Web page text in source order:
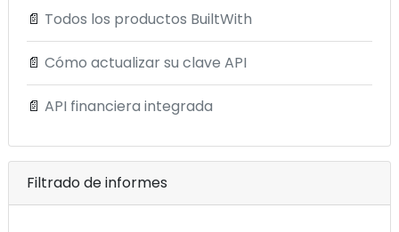
📄 Todos los productos BuiltWith
📄 Cómo actualizar su clave API
📄 API financiera integrada
Filtrado de informes